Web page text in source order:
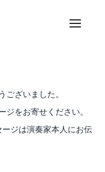
ございました。
ジをお寄せください。
ジは演奏家本人にお伝